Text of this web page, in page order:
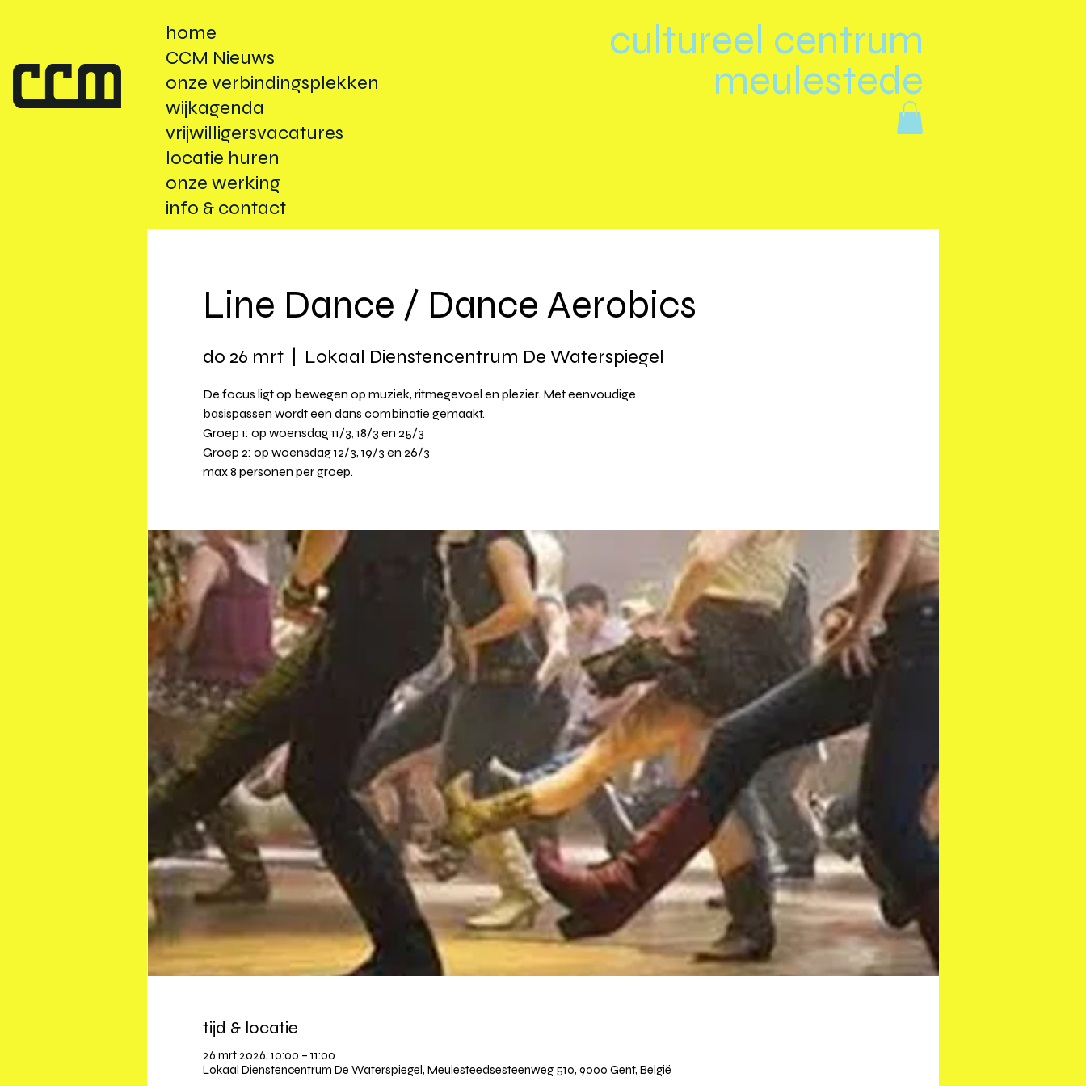
home
CCM Nieuws
onze verbindingsplekken
wijkagenda
vrijwilligersvacatures
locatie huren
onze werking
info & contact
cultureel centrum
meulestede
Line Dance / Dance Aerobics
do 26 mrt
  |
Lokaal Dienstencentrum De Waterspiegel
De focus ligt op bewegen op muziek, ritmegevoel en plezier. Met eenvoudige
basispassen wordt een dans combinatie gemaakt.
Groep 1: op woensdag 11/3, 18/3 en 25/3
Groep 2: op woensdag 12/3, 19/3 en 26/3
max 8 personen per groep.
tijd & locatie
26 mrt 2026, 10:00 – 11:00
Lokaal Dienstencentrum De Waterspiegel, Meulesteedsesteenweg 510, 9000 Gent, België